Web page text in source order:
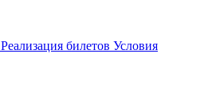
Реализация билетов Условия